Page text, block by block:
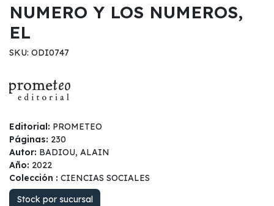
NUMERO Y LOS NUMEROS,
EL
SKU: ODI0747
Editorial: PROMETEO
Páginas: 230
Autor: BADIOU, ALAIN
Año: 2022
Colección : CIENCIAS SOCIALES
Stock por sucursal